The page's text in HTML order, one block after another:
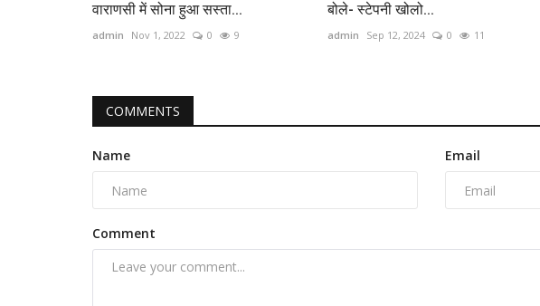
वाराणसी में सोना हुआ सस्ता...
admin Nov 1, 2022 0 9
बोले- स्‍टेपनी खोलो...
admin Sep 12, 2024 0 11
COMMENTS
Name Email
Comment